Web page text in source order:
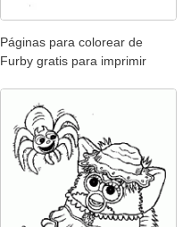
Páginas para colorear de
Furby gratis para imprimir